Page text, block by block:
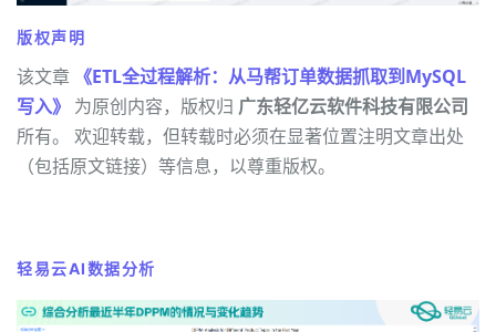
版权声明
该文章 《ETL全过程解析：从马帮订单数据抓取到MySQL
写入》 为原创内容，版权归 广东轻亿云软件科技有限公司
所有。 欢迎转载，但转载时必须在显著位置注明文章出处
（包括原文链接）等信息，以尊重版权。
轻易云AI数据分析